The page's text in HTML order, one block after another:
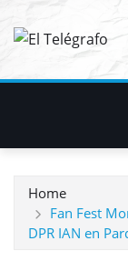
Home
Fan Fest
DPR IAN en